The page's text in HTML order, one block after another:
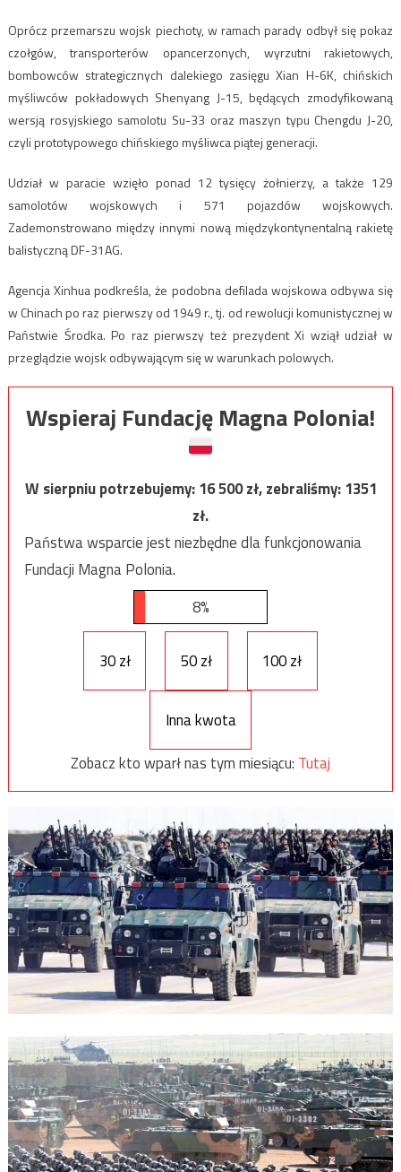
Oprócz przemarszu wojsk piechoty, w ramach parady odbył się pokaz
czołgów, transporterów opancerzonych, wyrzutni rakietowych,
bombowców strategicznych dalekiego zasięgu Xian H-6K, chińskich
myśliwców pokładowych Shenyang J-15, będących zmodyfikowaną
wersją rosyjskiego samolotu Su-33 oraz maszyn typu Chengdu J-20,
czyli prototypowego chińskiego myśliwca piątej generacji.
Udział w paracie wzięło ponad 12 tysięcy żołnierzy, a także 129
samolotów wojskowych i 571 pojazdów wojskowych.
Zademonstrowano między innymi nową międzykontynentalną rakietę
balistyczną DF-31AG.
Agencja Xinhua podkreśla, że podobna defilada wojskowa odbywa się
w Chinach po raz pierwszy od 1949 r., tj. od rewolucji komunistycznej w
Państwie Środka. Po raz pierwszy też prezydent Xi wziął udział w
przeglądzie wojsk odbywającym się w warunkach polowych.
Wspieraj Fundację Magna Polonia!
W sierpniu potrzebujemy:16 500zł, zebraliśmy:1351
zł.
Państwa wsparcie jest niezbędne dla funkcjonowania
Fundacji Magna Polonia.
8%
30 zł 50 zł 100 zł
Inna kwota
Zobacz kto wparł nas tym miesiącu: Tutaj